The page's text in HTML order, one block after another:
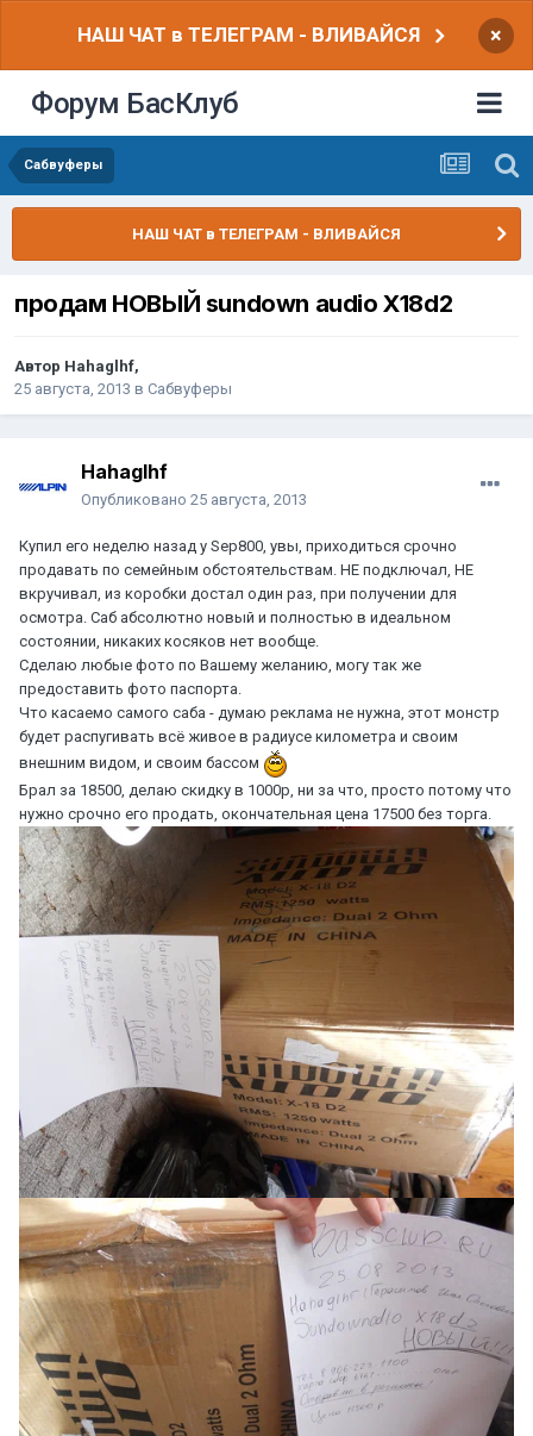
НАШ ЧАТ в ТЕЛЕГРАМ - ВЛИВАЙСЯ ×
Форум БасКлуб
Сабвуферы
НАШ ЧАТ в ТЕЛЕГРАМ - ВЛИВАЙСЯ
продам НОВЫЙ sundown audio X18d2
Автор Hahaglhf,
25 августа, 2013 в Сабвуферы
Hahaglhf
Опубликовано 25 августа, 2013
Купил его неделю назад у Sep800, увы, приходиться срочно
продавать по семейным обстоятельствам. НЕ подключал, НЕ
вкручивал, из коробки достал один раз, при получении для
осмотра. Саб абсолютно новый и полностью в идеальном
состоянии, никаких косяков нет вообще.
Сделаю любые фото по Вашему желанию, могу так же
предоставить фото паспорта.
Что касаемо самого саба - думаю реклама не нужна, этот монстр
будет распугивать всё живое в радиусе километра и своим
внешним видом, и своим бассом
Брал за 18500, делаю скидку в 1000р, ни за что, просто потому что
нужно срочно его продать, окончательная цена 17500 без торга.